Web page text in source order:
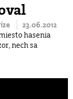
23.06.2012
hasenia
nech sa